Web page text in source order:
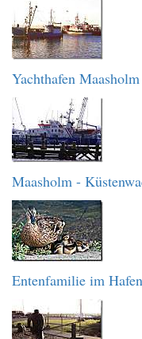
Yachthafen
Maasholm -
Entenfamilie im